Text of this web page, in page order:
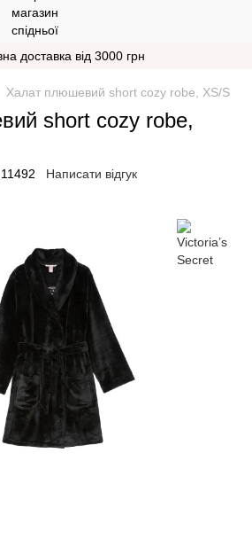
доставка від 3000 грн
Халат плюшевий short cozy robe, XS/S
short cozy robe,
11492 Написати відгук